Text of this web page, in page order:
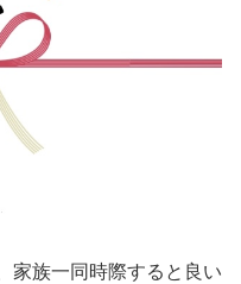
家族一同時際すると良い